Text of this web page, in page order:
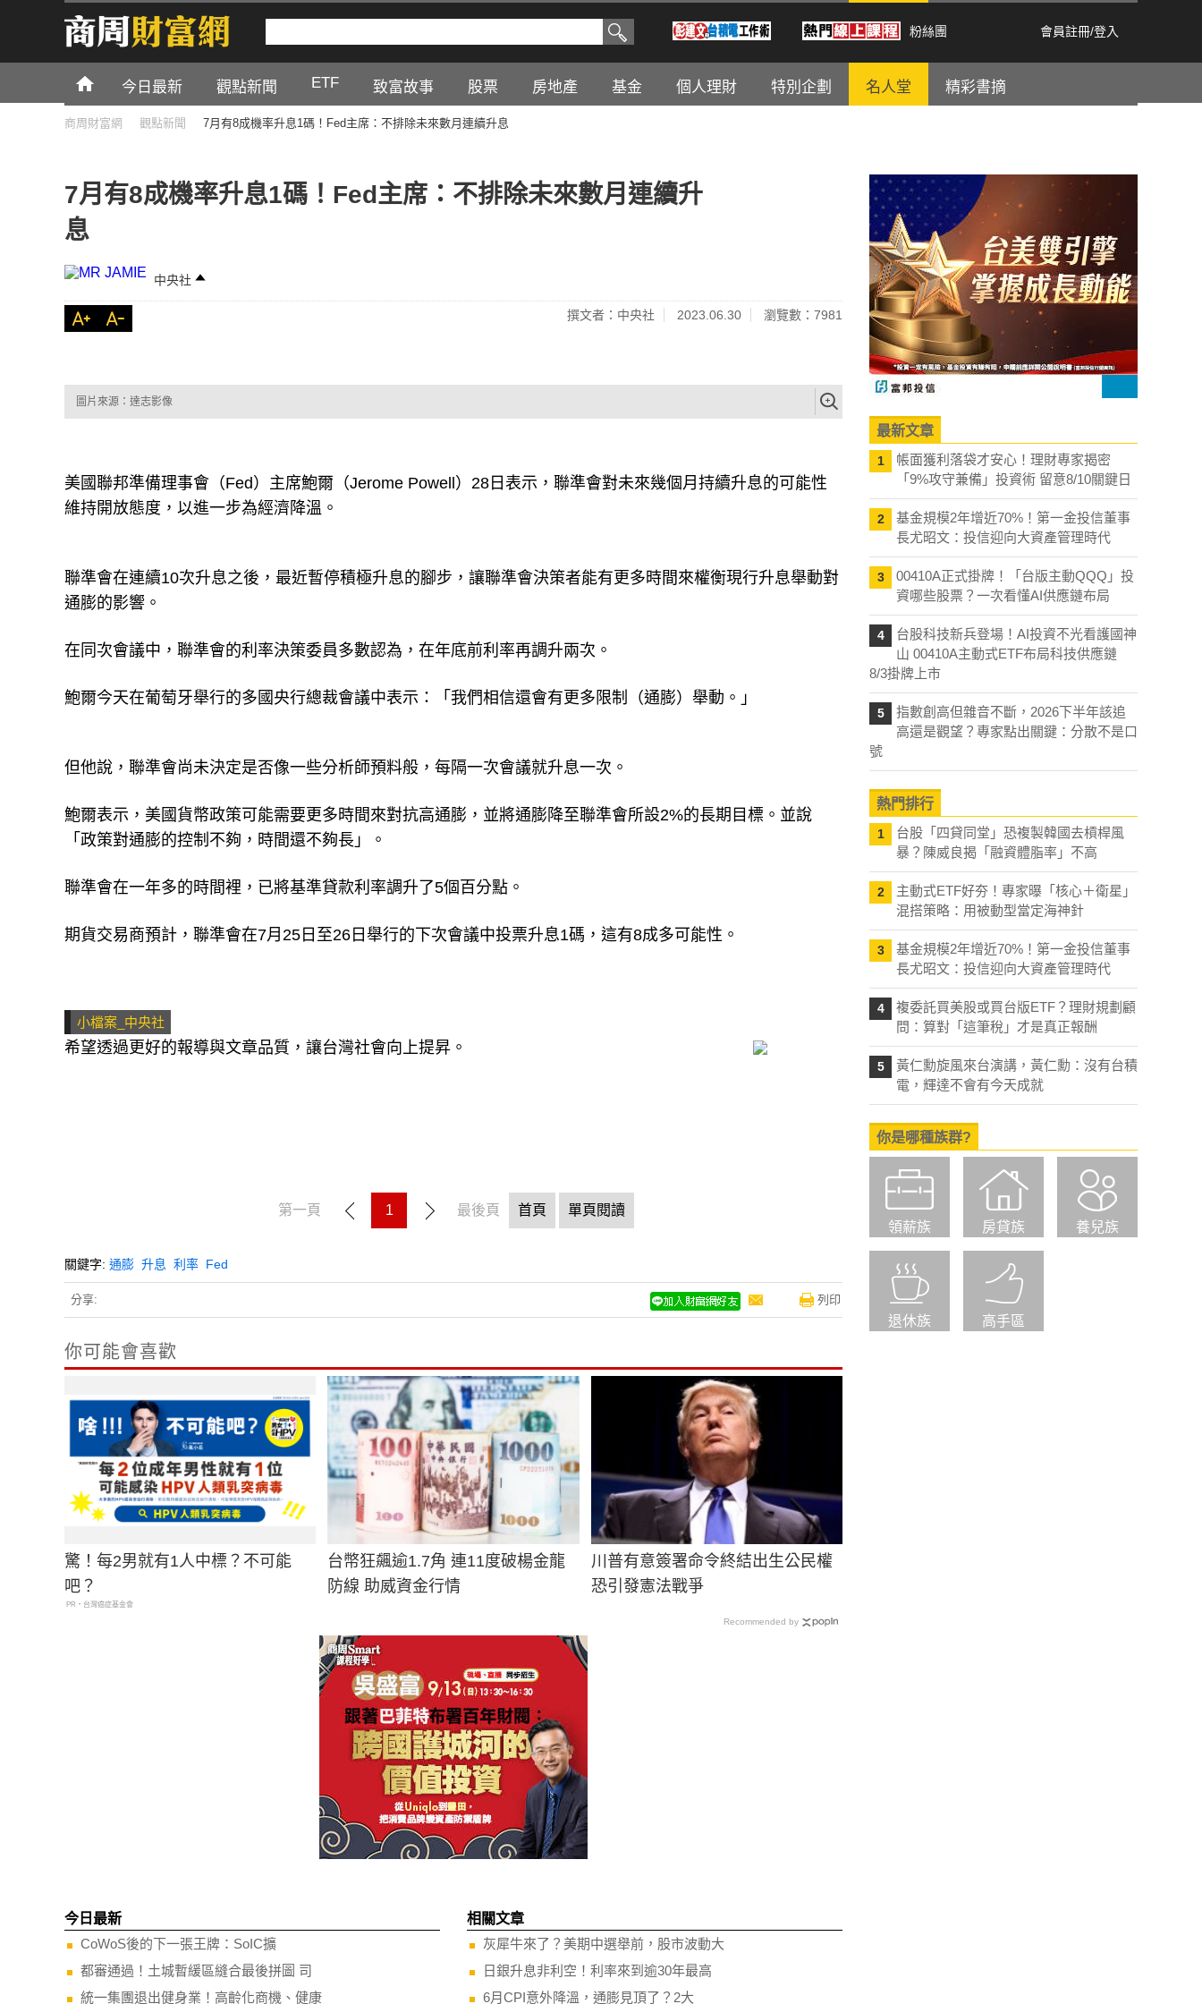
粉絲團 會員註冊/登入
今日最新 觀點新聞 ETF 致富故事 股票 房地產 基金 個人理財 特別企劃 名人堂 精彩書摘
商周財富網 觀點新聞 7月有8成機率升息1碼！Fed主席：不排除未來數月連續升息
7月有8成機率升息1碼！Fed主席：不排除未來數月連續升
息
中央社
撰文者：中央社 2023.06.30 瀏覽數：7981
圖片來源：達志影像
美國聯邦準備理事會（Fed）主席鮑爾（Jerome Powell）28日表示，聯準會對未來幾個月持續升息的可能性
維持開放態度，以進一步為經濟降溫。
聯準會在連續10次升息之後，最近暫停積極升息的腳步，讓聯準會決策者能有更多時間來權衡現行升息舉動對
通膨的影響。
在同次會議中，聯準會的利率決策委員多數認為，在年底前利率再調升兩次。
鮑爾今天在葡萄牙舉行的多國央行總裁會議中表示：「我們相信還會有更多限制（通膨）舉動。」
但他說，聯準會尚未決定是否像一些分析師預料般，每隔一次會議就升息一次。
鮑爾表示，美國貨幣政策可能需要更多時間來對抗高通膨，並將通膨降至聯準會所設2%的長期目標。並說
「政策對通膨的控制不夠，時間還不夠長」。
聯準會在一年多的時間裡，已將基準貸款利率調升了5個百分點。
期貨交易商預計，聯準會在7月25日至26日舉行的下次會議中投票升息1碼，這有8成多可能性。
小檔案_中央社
希望透過更好的報導與文章品質，讓台灣社會向上提昇。
第一頁 1 最後頁 首頁 單頁閱讀
關鍵字: 通膨 升息 利率 Fed
分享: 列印
你可能會喜歡
驚！每2男就有1人中標？不可能
吧？
PR・台灣癌症基金會
台幣狂飆逾1.7角 連11度破楊金龍
防線 助威資金行情
川普有意簽署命令終結出生公民權
恐引發憲法戰爭
Recommended by
今日最新
CoWoS後的下一張王牌：SoIC擴
都審通過！土城暫緩區縫合最後拼圖 司
統一集團退出健身業！高齡化商機、健康
相關文章
灰犀牛來了？美期中選舉前，股市波動大
日銀升息非利空！利率來到逾30年最高
6月CPI意外降溫，通膨見頂了？2大
最新文章
1
帳面獲利落袋才安心！理財專家揭密
「9%攻守兼備」投資術 留意8/10關鍵日
2
基金規模2年增近70%！第一金投信董事
長尤昭文：投信迎向大資產管理時代
3
00410A正式掛牌！「台版主動QQQ」投
資哪些股票？一次看懂AI供應鏈布局
4
台股科技新兵登場！AI投資不光看護國神
山 00410A主動式ETF布局科技供應鏈
8/3掛牌上市
5
指數創高但雜音不斷，2026下半年該追
高還是觀望？專家點出關鍵：分散不是口
號
熱門排行
1
台股「四貸同堂」恐複製韓國去槓桿風
暴？陳威良揭「融資體脂率」不高
2
主動式ETF好夯！專家曝「核心＋衛星」
混搭策略：用被動型當定海神針
3
基金規模2年增近70%！第一金投信董事
長尤昭文：投信迎向大資產管理時代
4
複委託買美股或買台版ETF？理財規劃顧
問：算對「這筆稅」才是真正報酬
5
黃仁勳旋風來台演講，黃仁勳：沒有台積
電，輝達不會有今天成就
你是哪種族群?
領薪族 房貸族 養兒族
退休族 高手區